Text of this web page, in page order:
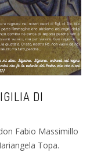
DI
Fabio Massimillo
Topa.